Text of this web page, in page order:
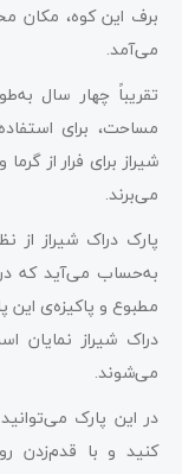
برف این کوه، مکان
می‌آمد.
مساحت، برای
شیراز برای فرار از
می‌برند.
پارک دراک شیراز از
به‌حساب می‌آید که
مطبوع و پاکیزه‌ی این
دراک شیراز نمایان
می‌شوند.
در این پارک
کنید و با قدم‌زدن